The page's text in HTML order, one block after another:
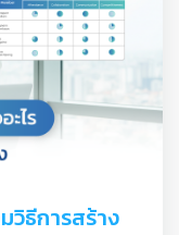
วิธีการสร้าง